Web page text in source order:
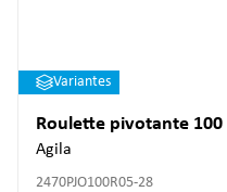
Variantes
Roulette pivotante 100
Agila
2470PJO100R05-28